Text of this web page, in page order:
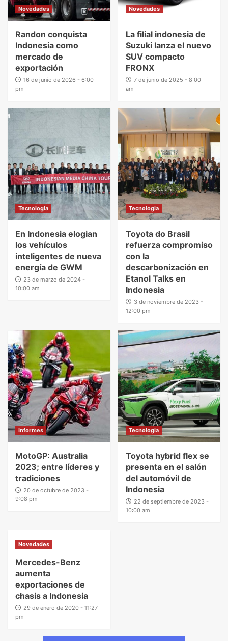
Novedades
Randon conquista
Indonesia como
mercado de
exportación
16 de junio de 2026 - 6:00
pm
Novedades
La filial indonesia de
Suzuki lanza el nuevo
SUV compacto
FRONX
7 de junio de 2025 - 8:00
am
Tecnologia
En Indonesia elogian
los vehículos
inteligentes de nueva
energía de GWM
23 de marzo de 2024 -
10:00 am
Tecnologia
Toyota do Brasil
refuerza compromiso
con la
descarbonización en
Etanol Talks en
Indonesia
3 de noviembre de 2023 -
12:00 pm
Informes
MotoGP: Australia
2023; entre líderes y
tradiciones
20 de octubre de 2023 -
9:08 pm
Tecnologia
Toyota hybrid flex se
presenta en el salón
del automóvil de
Indonesia
22 de septiembre de 2023 -
10:00 am
Novedades
Mercedes-Benz
aumenta
exportaciones de
chasis a Indonesia
29 de enero de 2020 - 11:27
pm